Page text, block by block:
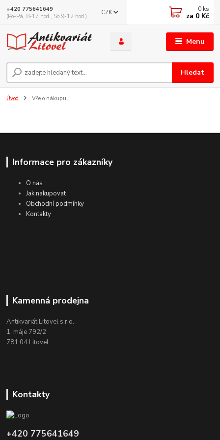
Menu
CZK
Hledat
+420 775641649
(Po-Pá, 8-17 hod., So 9-12 hod.)
0 ks
za 0 Kč
Úvod Vše o nákupu
Informace pro zákazníky
O nás
Jak nakupovat
Obchodní podmínky
Kontakty
Kamenná prodejna
Antikvariát Litovel s.r.o.
1. máje 792/2
781 04 Litovel
Kontakty
+420 775641649